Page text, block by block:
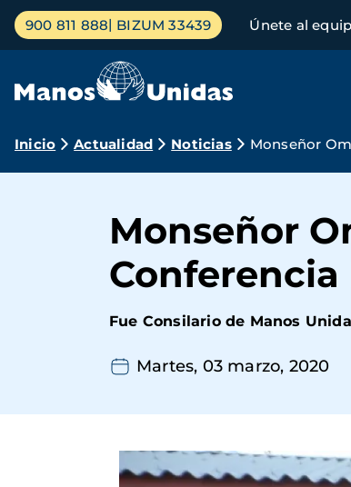
Pasar
contenido
Menú
principal
900 811 888 BIZUM 33439 Únete al
Ruta
navegación
Inicio Actualidad Noticias Monseñor
Monseñor
Conferencia
Fue Consilario de Manos
Martes, 03 marzo, 2020